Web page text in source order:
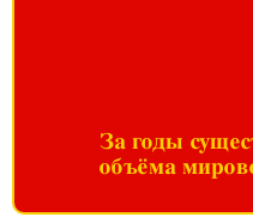
За годы
объёма